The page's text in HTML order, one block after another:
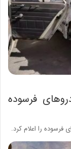
فرسوده
را اعلام کرد.